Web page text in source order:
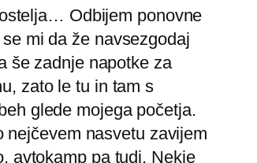
Odbijem ponovne
mi da že navsezgodaj
še zadnje napotke za
zato le tu in tam s
glede mojega početja.
nasvetu zavijem
avtokamp pa tudi. Nekje